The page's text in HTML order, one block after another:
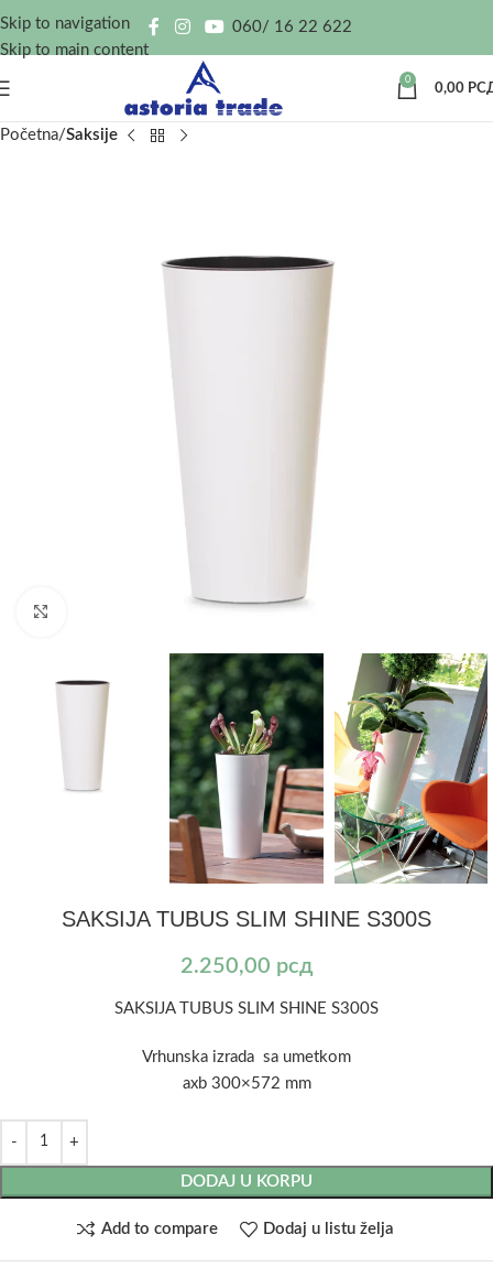
Skip to navigation
Skip to main content
060/ 16 22 622
0
0,00
Početna Saksije
SAKSIJA TUBUS SLIM SHINE S300S
2.250,00 рсд
SAKSIJA TUBUS SLIM SHINE S300S
Vrhunska izrada sa umetkom
axb 300×572 mm
DODAJ U KORPU
Add to compare Dodaj u listu želja